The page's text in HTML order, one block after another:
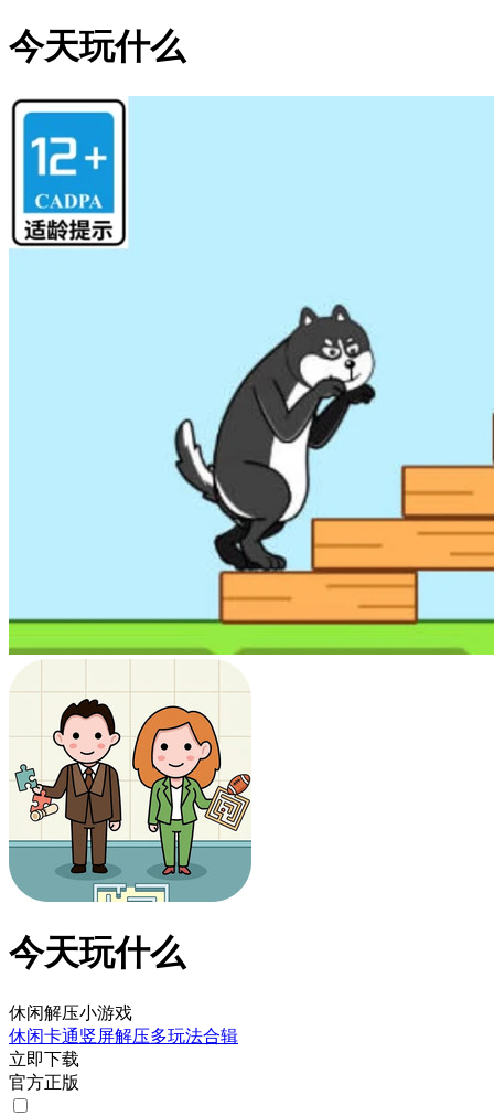
今天玩什么
今天玩什么
休闲解压小游戏
休闲卡通竖屏解压多玩法合辑
立即下载
官方正版